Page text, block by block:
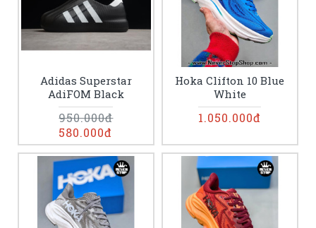
Adidas Superstar
AdiFOM Black
580.000đ
950.000đ
Hoka Clifton 10 Blue
White
1.050.000đ